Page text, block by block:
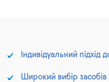
Індивідуальний підхід
Широкий вибір засобів